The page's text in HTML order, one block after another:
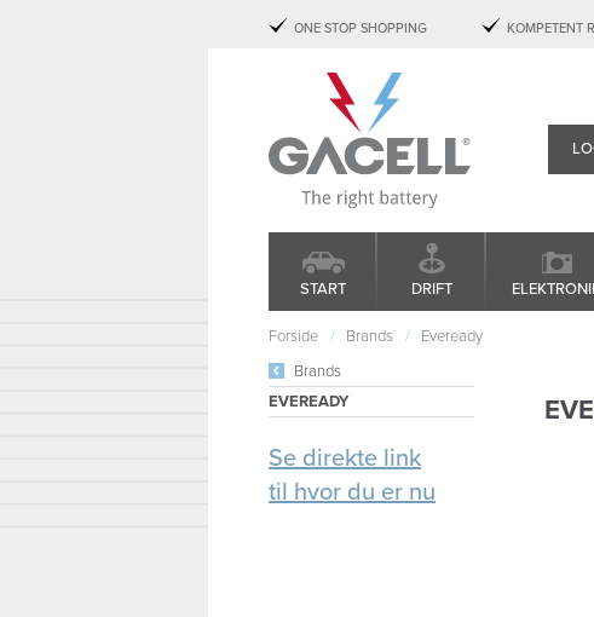
ONE STOP SHOPPING KOMPETENT
START DRIFT
Brands
EVEREADY
Se direkte link
til hvor du er nu
Forside Brands Eveready